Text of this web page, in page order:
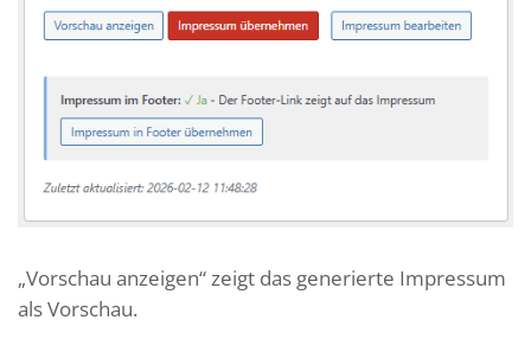
„Vorschau anzeigen“ zeigt das generierte Impressum
als Vorschau.